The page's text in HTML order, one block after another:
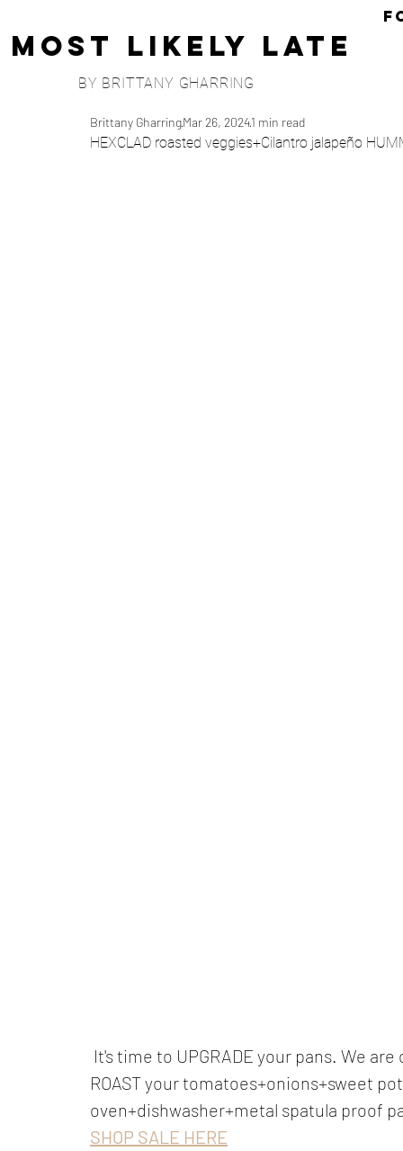
Most Likely Late
BY BRITTANY GHARRING
HEXCLAD roasted veggies+Cilantro jalapeño
Brittany GharringMar 26, 20241 min read
It's time to UPGRADE your pans. We
ROAST your tomatoes+onions+sweet
oven+dishwasher+metal spatula proof
SHOP SALE HERE